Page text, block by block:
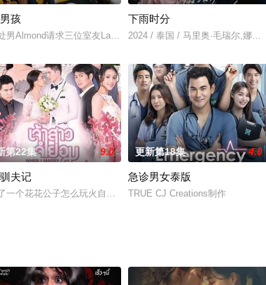
威·布拉功帕尼,Bonus,Tanadech,Deeseesuk,Mon
孩
男Almond请求三位室友Latte、Tanwa和Peak帮忙交往对象，如
下雨时分
2024 / 泰国 / 马里奥·毛瑞尔,娜塔
近的小说寻找灵感的旅行中，他偶然遇到了爱惹人厌的南方帅哥M
第22集 9.0
夫记
一个花花公子怎么玩火自焚，陷入女主的爱恋中
更新第18集 4.0
急诊男女泰版
TRUE CJ Creations制作